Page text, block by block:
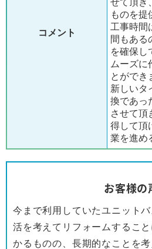
コメント
ものを提
工事時間
間もある
を確保し
ムーズに
とができ
新しいタ
換であっ
させて頂
得して頂
業を進め
お客様の
今まで利用していたユニット
活を考えてリフォームするこ
かるものの、長期的なことを